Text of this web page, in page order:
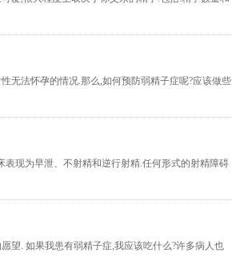
无法怀孕的情况.那么,如何预防弱精子症呢?应该做些
现为早泄、不射精和逆行射精.任何形式的射精障碍
望. 如果我患有弱精子症,我应该吃什么?许多病人也